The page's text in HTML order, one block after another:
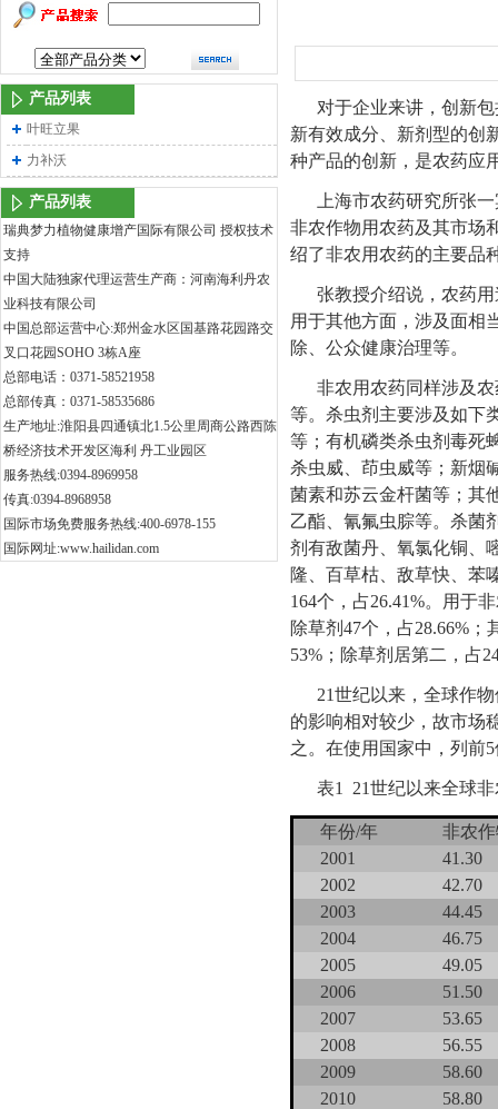
产品列表
叶旺立果
力补沃
产品列表
瑞典梦力植物健康增产国际有限公司 授权技术
支持
中国大陆独家代理运营生产商：河南海利丹农
业科技有限公司
中国总部运营中心:郑州金水区国基路花园路交
叉口花园SOHO 3栋A座
总部电话：0371-58521958
总部传真：0371-58535686
生产地址:淮阳县四通镇北1.5公里周商公路西陈
桥经济技术开发区海利 丹工业园区
服务热线:0394-8969958
传真:0394-8968958
国际市场免费服务热线:400-6978-155
国际网址:www.hailidan.com
对于企业来讲，创新
新有效成分、新剂型的创
种产品的创新，是农药应
上海市农药研究所张
非农作物用农药及其市场
绍了非农用农药的主要品
张教授介绍说，农药
用于其他方面，涉及面相
除、公众健康治理等。
非农用农药同样涉及
等。杀虫剂主要涉及如下
等；有机磷类杀虫剂毒死
杀虫威、茚虫威等；新烟
菌素和苏云金杆菌等；其
乙酯、氰氟虫腙等。杀菌
剂有敌菌丹、氧氯化铜、
隆、百草枯、敌草快、苯
164个，占26.41%。用于
除草剂47个，占28.66%
53%；除草剂居第二，占
21世纪以来，全球作
的影响相对较少，故市场
之。在使用国家中，列前
表1 21世纪以来全球
年份/年
非农
2001
41.30
2002
42.70
2003
44.45
2004
46.75
2005
49.05
2006
51.50
2007
53.65
2008
56.55
2009
58.60
2010
58.80